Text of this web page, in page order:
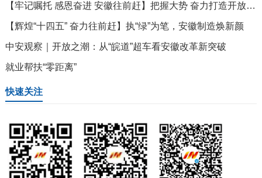
【牢记嘱托 感恩奋进 安徽往前赶】把握大势 奋力打造开放新高地
【辉煌“十四五” 奋力往前赶】执“绿”为笔，安徽制造焕新颜
中安观察｜开放之潮：从“皖道”超车看安徽改革新突破
就业帮扶“零距离”
快速关注